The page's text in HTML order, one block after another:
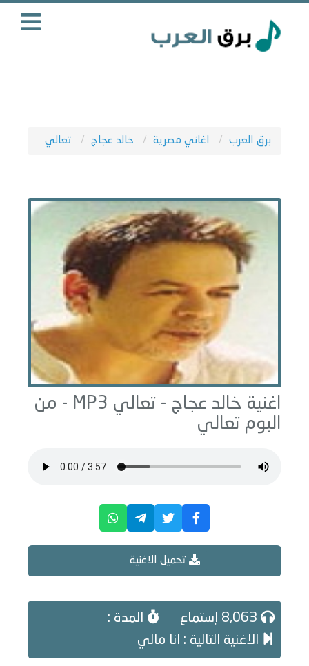
برق العرب اغاني مصرية خالد عجاج تعالي
اغنية خالد عجاج - تعالي
MP3 - من
البوم تعالي
تحميل الاغنية
المدة :
الاغنية التالية : انا مالي